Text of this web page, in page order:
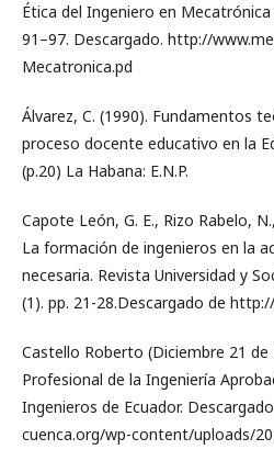
Ética del Ingeniero en
91–97. Descargado. http://
Mecatronica.pd
Álvarez, C. (1990). Fundamentos
proceso docente educativo en la
(p.20) La Habana: E.N.P.
Capote León, G. E., Rizo Rabelo,
La formación de ingenieros en la
necesaria. Revista Universidad y
(1). pp. 21-28.Descargado de
Castello Roberto (Diciembre 21 de
Profesional de la Ingeniería
Ingenieros de Ecuador.
cuenca.org/wp-content/uploads/